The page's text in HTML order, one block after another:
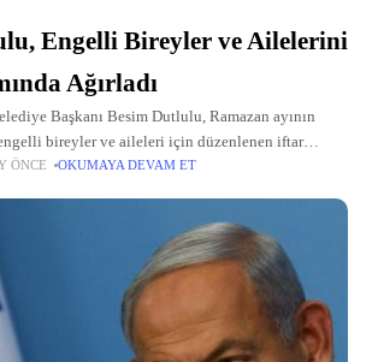
Engelli Bireyler ve Ailelerini
Ağırladı
Başkanı Besim Dutlulu, Ramazan ayının
bireyler ve aileleri için düzenlenen iftar
4 AY ÖNCE OKUMAYA DEVAM ET